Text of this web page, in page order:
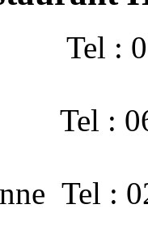
Tel : 02
: 06
Tel :